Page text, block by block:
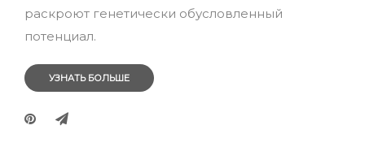
раскроют генетически обусловленный
потенциал.
УЗНАТЬ БОЛЬШЕ